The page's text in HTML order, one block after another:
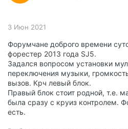
3 Июн 2021
Форумчане доброго времени
форестер 2013 года SJ5.
Задался вопросом установки
переключения музыки,
вызов. Крч левый блок.
Правый блок стоит родной, т.е.
была сразу с круиз контролем.
есть.